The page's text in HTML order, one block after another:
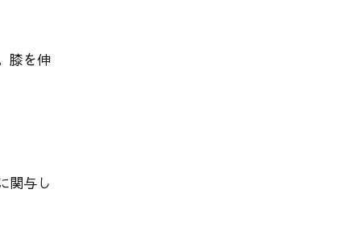
膝を伸
関与し